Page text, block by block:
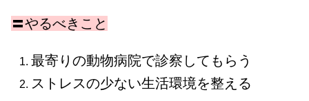
〓やるべきこと
最寄りの動物病院で診察してもらう
ストレスの少ない生活環境を整える